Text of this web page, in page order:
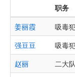
职务
姜丽霞
吸毒
强豆豆
吸毒
赵丽
二大